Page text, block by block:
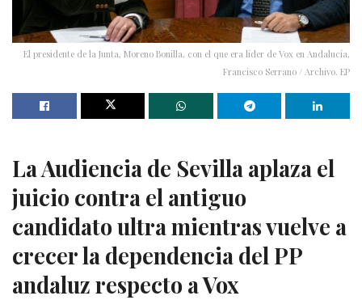
El presidente de la Junta, Moreno Bonilla, con el que era líder de Vox en Andalucía,
Francisco Serrano / Archivo. EP
La Audiencia de Sevilla aplaza el
juicio contra el antiguo
candidato ultra mientras vuelve a
crecer la dependencia del PP
andaluz respecto a Vox